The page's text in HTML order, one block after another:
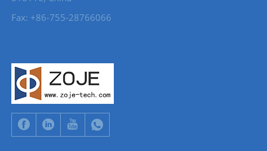
Fax: +86-755-28766066